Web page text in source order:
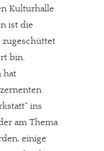
Kulturhalle
ist die
bin.
hat
ins
am Thema
einige